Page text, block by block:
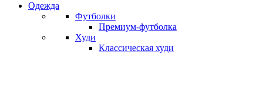
Одежда
Футболки
Премиум-футболка
Худи
Классическая худи